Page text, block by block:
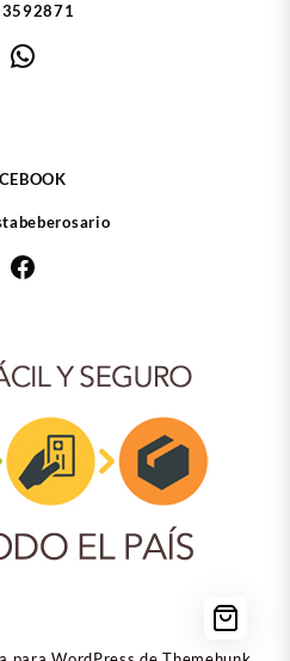
WhatsApp
Facebook